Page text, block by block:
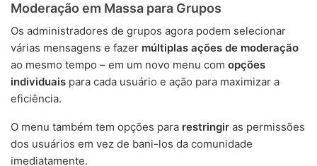
Moderação em Massa para Grupos
Os administradores de grupos agora podem selecionar
várias mensagens e fazer múltiplas ações de moderação
ao mesmo tempo – em um novo menu com opções
individuais para cada usuário e ação para maximizar a
eficiência.
O menu também tem opções para restringir as permissões
dos usuários em vez de bani-los da comunidade
imediatamente.